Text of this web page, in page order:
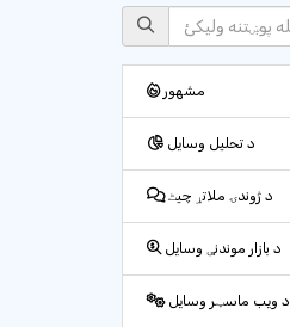
مشهور
د تحلیل وسایل
د ژوندۍ ملاتړ چیٹ
د بازار موندنې وسایل
د ویب ماسټر وسایل